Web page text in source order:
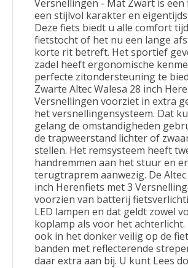
Versnellingen - Mat Zwart is een
een stijlvol karakter en
Deze fiets biedt u alle comfort
fietstocht of het nu een lange
korte rit betreft. Het sportief
zadel heeft ergonomische
perfecte zitondersteuning te
Zwarte Altec Walesa 28 inch
Versnellingen voorziet in extra
het versnellingensysteem. Dat
gelang de omstandigheden
de trapweerstand lichter of
stellen. Het remsysteem heeft
handremmen aan het stuur en
terugtraprem aanwezig. De Altec
inch Herenfiets met 3
voorzien van batterij
LED lampen en dat geldt zowel
koplamp als voor het
ook in het donker veilig op de
banden met reflecterende
daar extra aan bij. U kunt Lees